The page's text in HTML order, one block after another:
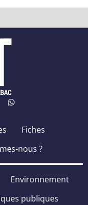
Fiches
nous ?
Environnement
publiques